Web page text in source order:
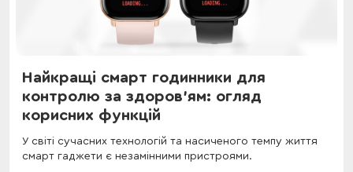
Найкращі смарт годинники для
контролю за здоров'ям: огляд
корисних функцій
У світі сучасних технологій та насиченого темпу життя
смарт гаджети є незамінними пристроями.